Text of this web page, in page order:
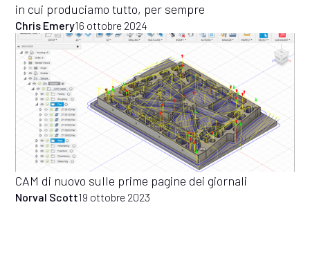
in cui produciamo tutto, per sempre
Chris Emery16 ottobre 2024
CAM di nuovo sulle prime pagine dei giornali
Norval Scott19 ottobre 2023